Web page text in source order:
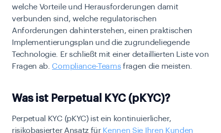
welche Vorteile und Herausforderungen damit
verbunden sind, welche regulatorischen
Anforderungen dahinterstehen, einen praktischen
Implementierungsplan und die zugrundeliegende
Technologie. Er schließt mit einer detaillierten Liste von
Fragen ab. Compliance-Teams fragen die meisten.
Was ist Perpetual KYC (pKYC)?
Perpetual KYC (pKYC) ist ein kontinuierlicher,
risikobasierter Ansatz für Kennen Sie Ihren Kunden